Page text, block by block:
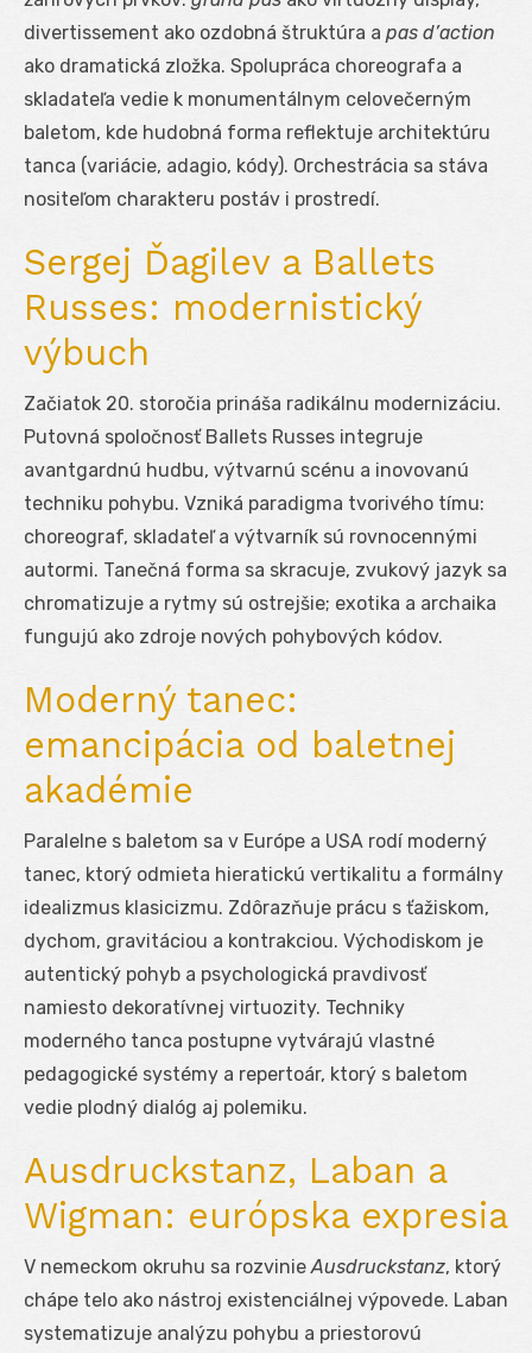
divertissement ako ozdobná štruktúra a pas d’action
ako dramatická zložka. Spolupráca choreografa a
skladateľa vedie k monumentálnym celovečerným
baletom, kde hudobná forma reflektuje architektúru
tanca (variácie, adagio, kódy). Orchestrácia sa stáva
nositeľom charakteru postáv i prostredí.
Sergej Ďagilev a Ballets
Russes: modernistický
výbuch
Začiatok 20. storočia prináša radikálnu modernizáciu.
Putovná spoločnosť Ballets Russes integruje
avantgardnú hudbu, výtvarnú scénu a inovovanú
techniku pohybu. Vzniká paradigma tvorivého tímu:
choreograf, skladateľ a výtvarník sú rovnocennými
autormi. Tanečná forma sa skracuje, zvukový jazyk sa
chromatizuje a rytmy sú ostrejšie; exotika a archaika
fungujú ako zdroje nových pohybových kódov.
Moderný tanec:
emancipácia od baletnej
akadémie
Paralelne s baletom sa v Európe a USA rodí moderný
tanec, ktorý odmieta hieratickú vertikalitu a formálny
idealizmus klasicizmu. Zdôrazňuje prácu s ťažiskom,
dychom, gravitáciou a kontrakciou. Východiskom je
autentický pohyb a psychologická pravdivosť
namiesto dekoratívnej virtuozity. Techniky
moderného tanca postupne vytvárajú vlastné
pedagogické systémy a repertoár, ktorý s baletom
vedie plodný dialóg aj polemiku.
Ausdruckstanz, Laban a
Wigman: európska expresia
V nemeckom okruhu sa rozvinieAusdruckstanz, ktorý
chápe telo ako nástroj existenciálnej výpovede. Laban
systematizuje analýzu pohybu a priestorovú